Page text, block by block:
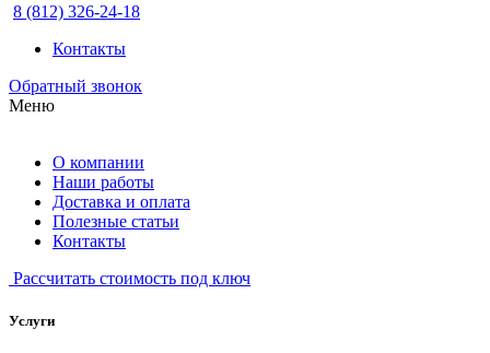
8 (812) 326-24-18
Контакты
Обратный звонок
Меню
О компании
Наши работы
Доставка и оплата
Полезные статьи
Контакты
Рассчитать стоимость под ключ
Услуги